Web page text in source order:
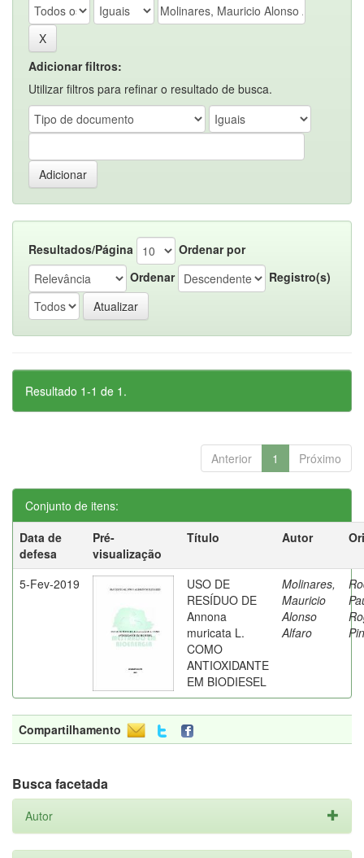
Adicionar filtros:
Utilizar filtros para refinar o resultado de busca.
Resultados/Página
Ordenar por
Ordenar
Registro(s)
Resultado 1-1 de 1.
Anterior 1 Próximo
Conjunto de itens:
Data de
defesa
Pré-
visualização
Título Autor
5-Fev-2019
USO DE
RESÍDUO DE
Annona
muricata L.
COMO
ANTIOXIDANTE
EM BIODIESEL
Molinares,
Mauricio
Alonso
Alfaro
Compartilhamento
Busca facetada
Autor